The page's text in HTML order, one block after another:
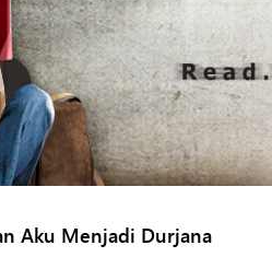
Aku Menjadi Durjana